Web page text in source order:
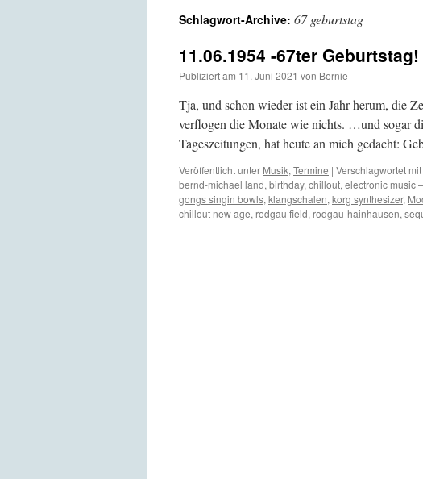
Schlagwort-Archive: 67 geburtstag
11.06.1954 -67ter Geburtstag!
Publiziert am 11. Juni 2021 von Bernie
Tja, und schon wieder ist ein Jahr herum, die
verflogen die Monate wie nichts. …und sogar
Tageszeitungen, hat heute an mich gedacht:
Veröffentlicht unter Musik, Termine | Verschlagwortet mit
bernd-michael land, birthday, chillout, electronic music
gongs singin bowls, klangschalen, korg synthesizer,
chillout new age, rodgau field, rodgau-hainhausen,